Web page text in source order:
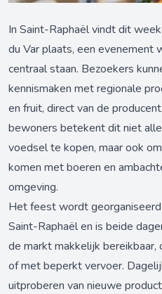
In Saint-Raphaël vindt dit
du Var plaats, een evenement
centraal staan. Bezoekers
kennismaken met regionale
en fruit, direct van de
bewoners betekent dit niet
voedsel te kopen, maar ook
komen met boeren en
omgeving.
Het feest wordt
Saint-Raphaël en is beide
de markt makkelijk
of met beperkt vervoer.
uitproberen van nieuwe